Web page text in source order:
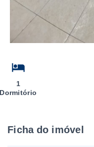
1
Dormitório
Ficha do imóvel